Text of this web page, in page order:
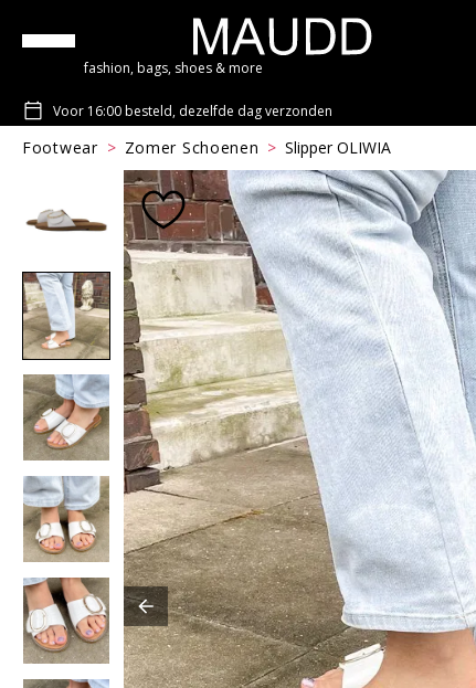
fashion, bags, shoes & more
Voor 16:00 besteld, dezelfde dag verzonden
Footwear Zomer Schoenen
Slipper OLIWIA